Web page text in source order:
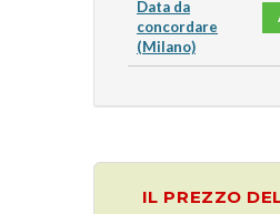
Data da
concordare
(Milano)
IL PREZZO